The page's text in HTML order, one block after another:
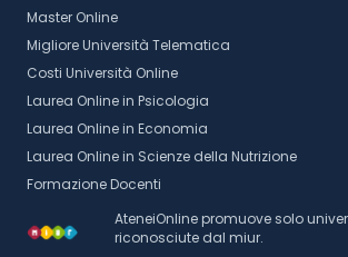
Master Online
Migliore Università Telematica
Costi Università Online
Laurea Online in Psicologia
Laurea Online in Economia
Laurea Online in Scienze della Nutrizione
Formazione Docenti
AteneiOnline promuove solo
riconosciute dal miur.